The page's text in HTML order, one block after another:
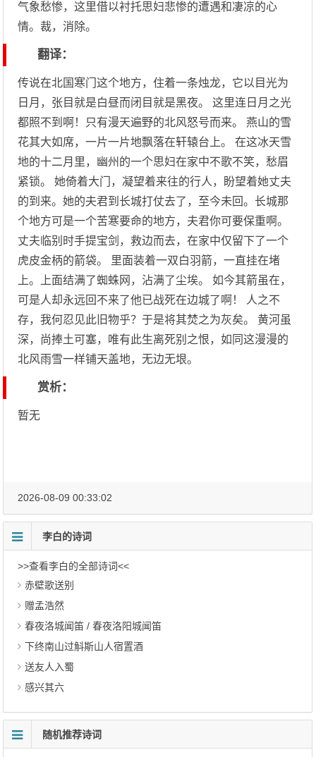
气象愁惨，这里借以衬托思妇悲惨的遭遇和凄凉的心
情。裁，消除。
翻译：
传说在北国寒门这个地方，住着一条烛龙，它以目光为
日月，张目就是白昼而闭目就是黑夜。 这里连日月之光
都照不到啊！只有漫天遍野的北风怒号而来。 燕山的雪
花其大如席，一片一片地飘落在轩辕台上。 在这冰天雪
地的十二月里，幽州的一个思妇在家中不歌不笑，愁眉
紧锁。 她倚着大门，凝望着来往的行人，盼望着她丈夫
的到来。她的夫君到长城打仗去了，至今未回。长城那
个地方可是一个苦寒要命的地方，夫君你可要保重啊。
丈夫临别时手提宝剑，救边而去，在家中仅留下了一个
虎皮金柄的箭袋。 里面装着一双白羽箭，一直挂在堵
上。上面结满了蜘蛛网，沾满了尘埃。 如今其箭虽在，
可是人却永远回不来了他已战死在边城了啊！ 人之不
存，我何忍见此旧物乎？于是将其焚之为灰矣。 黄河虽
深，尚捧土可塞，唯有此生离死别之恨，如同这漫漫的
北风雨雪一样铺天盖地，无边无垠。
赏析：
暂无
2026-08-09 00:33:02
李白的诗词
>>查看李白的全部诗词<<
赤壁歌送别
赠孟浩然
春夜洛城闻笛 / 春夜洛阳城闻笛
下终南山过斛斯山人宿置酒
送友人入蜀
感兴其六
随机推荐诗词